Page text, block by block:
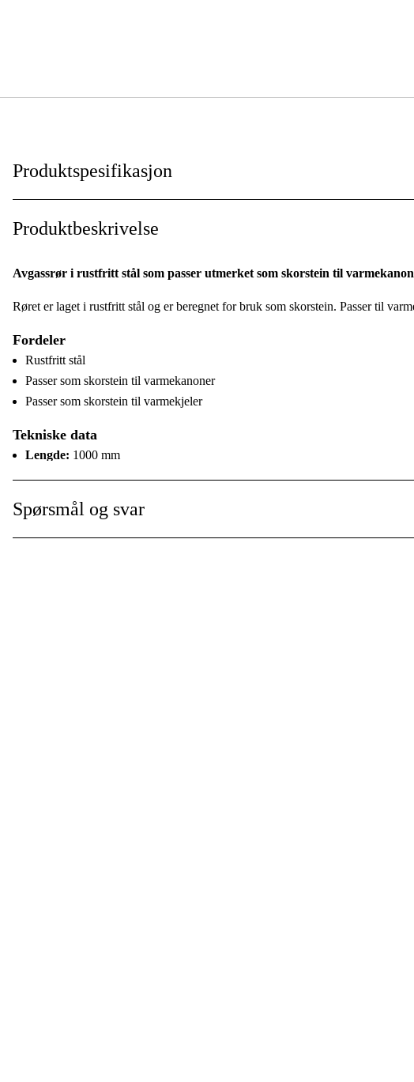
Produktspesifikasjon
Lengde :
Produktbeskrivelse
Avgassrør i rustfritt stål som passer utmerket som skorstein til
Røret er laget i rustfritt stål og er beregnet for bruk som skorstein. Passer til
Fordeler
Rustfritt stål
Passer som skorstein til varmekanoner
Passer som skorstein til varmekjeler
Tekniske data
Lengde: 1000 mm
Bruksområde
Spørsmål og svar